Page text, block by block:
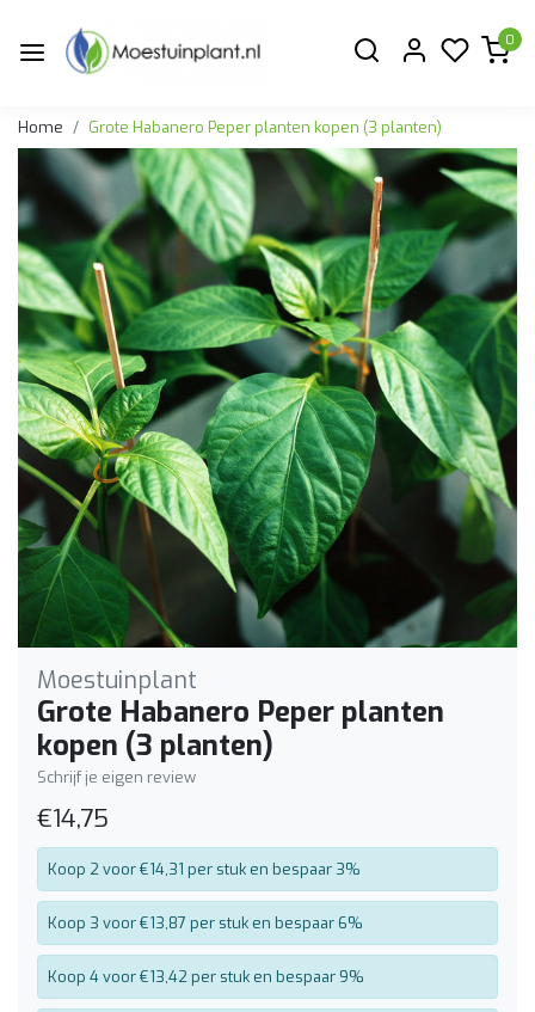
0
Home Grote Habanero Peper planten kopen (3 planten)
Moestuinplant
Grote Habanero Peper planten
kopen (3 planten)
Schrijf je eigen review
€14,75
Koop 2 voor €14,31 per stuk en bespaar 3%
Koop 3 voor €13,87 per stuk en bespaar 6%
Koop 4 voor €13,42 per stuk en bespaar 9%